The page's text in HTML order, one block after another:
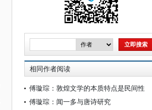
相同作者阅读
傅璇琮：敦煌文学的本质特点是民间性
傅璇琮：闻一多与唐诗研究